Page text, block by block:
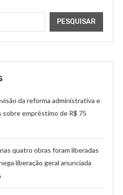
PESQUISAR
da reforma administrativa e
sobre empréstimo de R$ 75
quatro obras foram liberadas
liberação geral anunciada